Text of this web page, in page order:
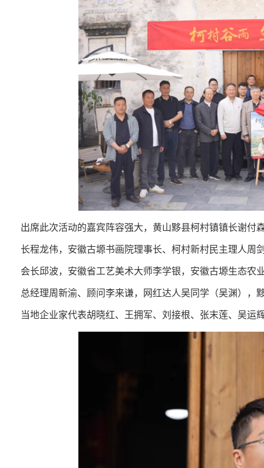
出席此次活动的嘉宾阵容强大，黄山黟县柯村镇镇长谢付
长程龙伟，安徽古塬书画院理事长、柯村新村民主理人周
会长邱波，安徽省工艺美术大师李学银，安徽古塬生态农
总经理周新渝、顾问李来谦，网红达人吴同学（吴渊），
当地企业家代表胡晓红、王拥军、刘接根、张末莲、吴运